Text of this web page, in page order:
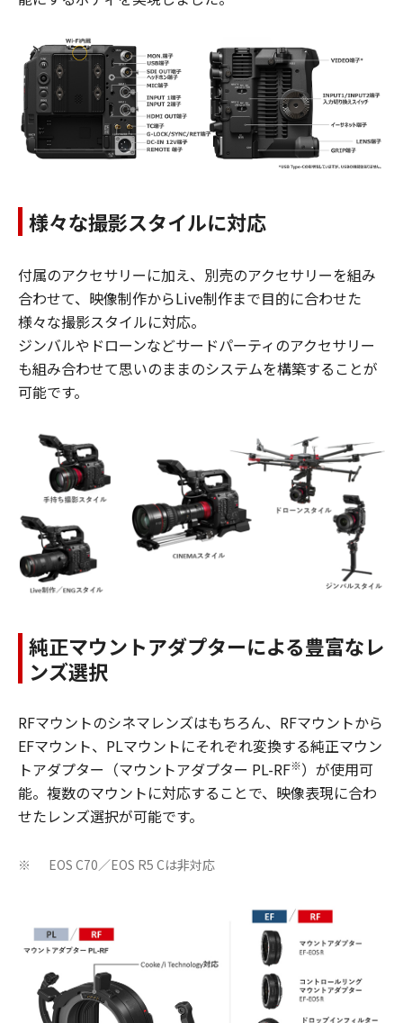
様々な撮影スタイルに対応
付属のアクセサリーに加え、別売のアクセサリーを組み
合わせて、映像制作からLive制作まで目的に合わせた
様々な撮影スタイルに対応。
ジンバルやドローンなどサードパーティのアクセサリー
も組み合わせて思いのままのシステムを構築することが
可能です。
純正マウントアダプターによる豊富なレ
ンズ選択
RFマウントのシネマレンズはもちろん、RFマウントから
EFマウント、PLマウントにそれぞれ変換する純正マウン
トアダプター（マウントアダプター PL-RF※）が使用可
能。複数のマウントに対応することで、映像表現に合わ
せたレンズ選択が可能です。
※ EOS C70／EOS R5 Cは非対応